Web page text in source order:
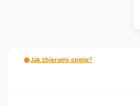
Jak zbieramy opinie?